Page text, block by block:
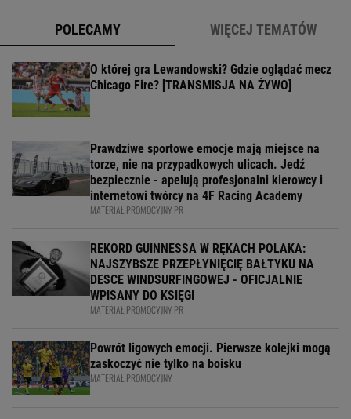
POLECAMY WIĘCEJ TEMATÓW
O której gra Lewandowski? Gdzie oglądać mecz
Chicago Fire? [TRANSMISJA NA ŻYWO]
Prawdziwe sportowe emocje mają miejsce na
torze, nie na przypadkowych ulicach. Jedź
bezpiecznie - apelują profesjonalni kierowcy i
internetowi twórcy na 4F Racing Academy
MATERIAŁ PROMOCYJNY PR
REKORD GUINNESSA W RĘKACH POLAKA:
NAJSZYBSZE PRZEPŁYNIĘCIĘ BAŁTYKU NA
DESCE WINDSURFINGOWEJ - OFICJALNIE
WPISANY DO KSIĘGI
MATERIAŁ PROMOCYJNY PR
Powrót ligowych emocji. Pierwsze kolejki mogą
zaskoczyć nie tylko na boisku
MATERIAŁ PROMOCYJNY